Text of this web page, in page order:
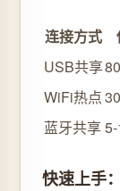
连接方式
USB共享
WiFi热点
蓝牙共享
快速上手